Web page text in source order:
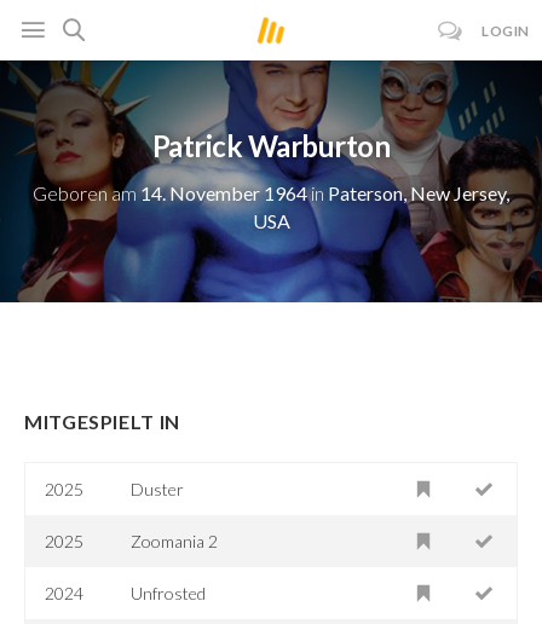
LOGIN
Patrick Warburton
Geboren am 14. November 1964in Paterson, New Jersey,
USA
MITGESPIELT IN
2025 Duster
2025 Zoomania 2
2024 Unfrosted